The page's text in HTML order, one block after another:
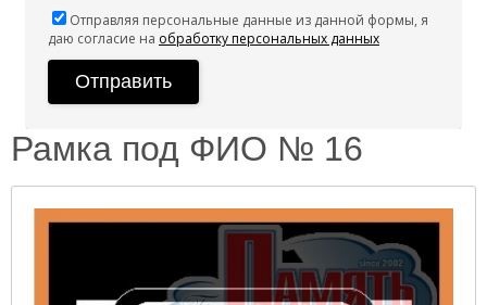
Отправляя персональные данные из данной формы, я
даю согласие на обработку персональных данных
Рамка под ФИО № 16